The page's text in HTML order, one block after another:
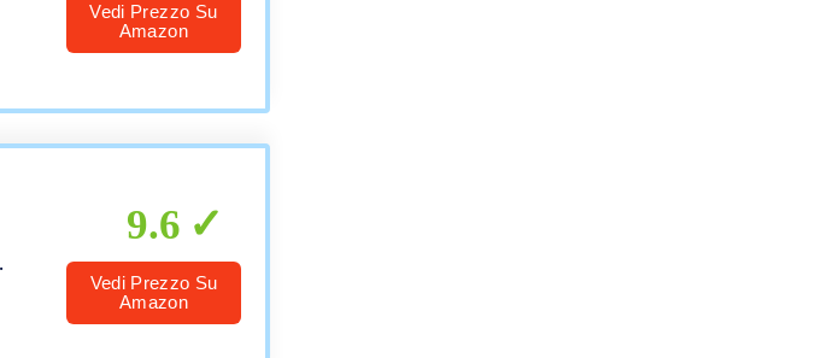
Vedi Prezzo Su
Amazon
9.6
Vedi Prezzo Su
Amazon